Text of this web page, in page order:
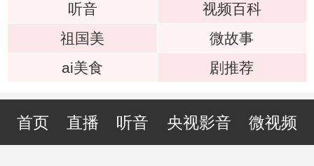
听音
视频百科
祖国美
微故事
ai美食
剧推荐
首页 直播 听音 央视影音 微视频